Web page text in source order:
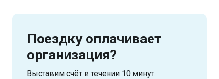
Поездку оплачивает
организация?
Выставим счёт в течении 10 минут.